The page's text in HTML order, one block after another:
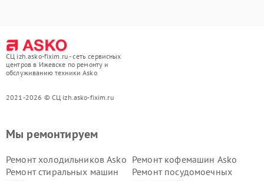
СЦ izh.asko-fixim.ru - сеть сервисных
центров в Ижевске по ремонту и
обслуживанию техники Asko
2021-2026 © СЦ izh.asko-fixim.ru
Мы ремонтируем
Ремонт холодильников Asko Ремонт кофемашин Asko
Ремонт стиральных машин
Ремонт посудомоечных